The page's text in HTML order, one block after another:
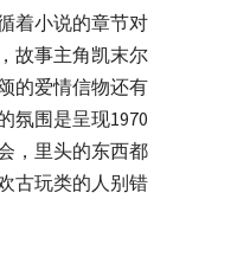
着小说的章节对
故事主角凯末尔
的爱情信物还有
氛围是呈现1970
，里头的东西都
古玩类的人别错